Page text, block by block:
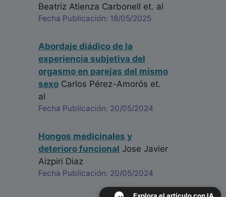
Beatriz Atienza Carbonell et. al
Fecha Publicación: 18/05/2025
Abordaje diádico de la
experiencia subjetiva del
orgasmo en parejas del mismo
sexo Carlos Pérez-Amorós et.
al
Fecha Publicación: 20/05/2024
Hongos medicinales y
deterioro funcional Jose Javier
Aizpiri Diaz
Fecha Publicación: 20/05/2024
Explora el artículo con IA